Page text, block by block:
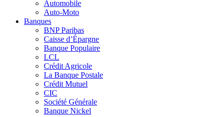
Automobile
Auto-Moto
Banques
BNP Paribas
Caisse d’Épargne
Banque Populaire
LCL
Crédit Agricole
La Banque Postale
Crédit Mutuel
CIC
Société Générale
Banque Nickel